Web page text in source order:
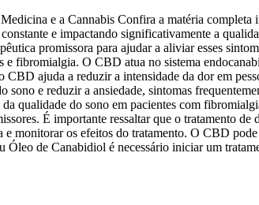
e a Cannabis Confira a matéria
e impactando significativamente a
promissora para ajudar a aliviar esses
fibromialgia. O CBD atua no sistema
ajuda a reduzir a intensidade da dor em
e reduzir a ansiedade, sintomas
qualidade do sono em pacientes com
É importante ressaltar que o tratamento
monitorar os efeitos do tratamento. O CBD
de Canabidiol é necessário iniciar um